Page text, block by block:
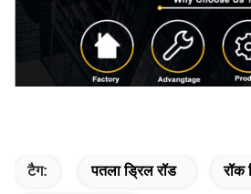
टैग: पतला ड्रिल रॉड रॉक